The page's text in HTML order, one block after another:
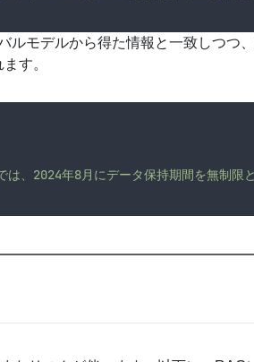
ルモデルから得た情報と一致しつ
す。
、2024年8月にデータ保持期間を無制限